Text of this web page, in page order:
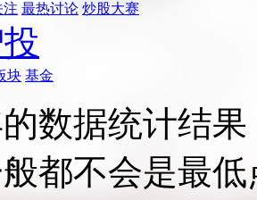
注 最热讨论 炒股大赛
块 基金
数据统计结
都不会是最